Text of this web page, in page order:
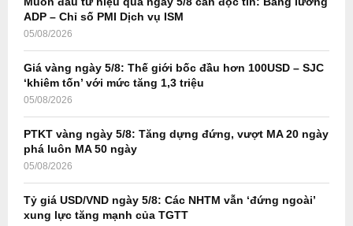
H
ADP – Chỉ số PMI Dịch vụ ISM
05/08/2026
Giá vàng ngày 5/8: Thế giới bốc đầu hơn 100USD – SJC
‘khiêm tốn’ với mức tăng 1,3 triệu
05/08/2026
PTKT vàng ngày 5/8: Tăng dựng đứng, vượt MA 20 ngày
phá luôn MA 50 ngày
05/08/2026
Tỷ giá USD/VND ngày 5/8: Các NHTM vẫn ‘đứng ngoài’
xung lực tăng mạnh của TGTT